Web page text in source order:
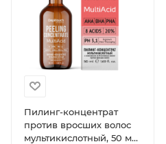
Пилинг-концентрат
против вросших волос
мультикислотный, 50 мл,